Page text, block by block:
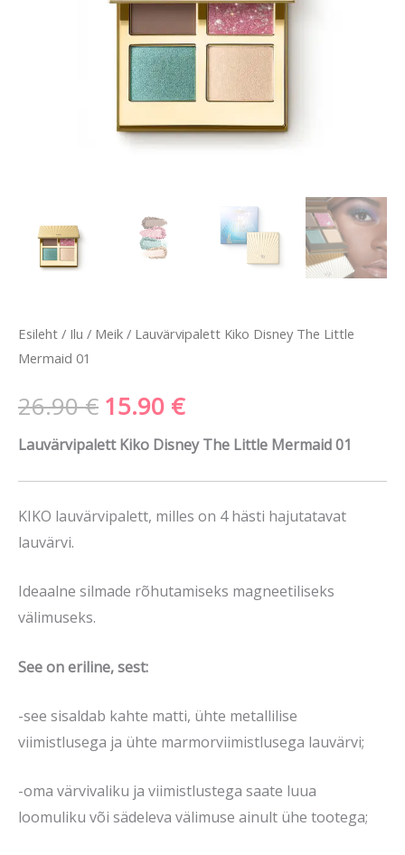
Esileht / Ilu / Meik / Lauvärvipalett Kiko Disney The Little
Mermaid 01
26.90€ 15.90 €
Lauvärvipalett Kiko Disney The Little Mermaid 01
KIKO lauvärvipalett, milles on 4 hästi hajutatavat
lauvärvi.
Ideaalne silmade rõhutamiseks magneetiliseks
välimuseks.
See on eriline, sest:
-see sisaldab kahte matti, ühte metallilise
viimistlusega ja ühte marmorviimistlusega lauvärvi;
-oma värvivaliku ja viimistlustega saate luua
loomuliku või sädeleva välimuse ainult ühe tootega;